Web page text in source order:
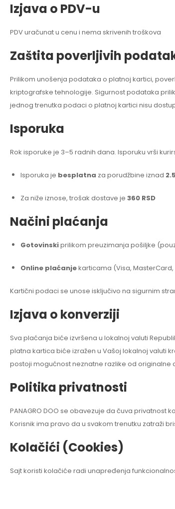
Izjava o PDV-u
PDV uračunat u cenu i nema skrivenih troškova
Zaštita poverljivih
Prilikom unošenja podataka o platnoj kartici,
kriptografske tehnologije. Sigurnost podataka
jednog trenutka podaci o platnoj kartici nisu
Isporuka
Rok isporuke je 3–5 radnih dana. Isporuku vrši
Isporuka je besplatna za porudžbine iznad
Za niže iznose, trošak dostave je 360 RSD
Načini plaćanja
Gotovinskiprilikom preuzimanja pošiljke
Online plaćanjekarticama (Visa, MasterCard,
Kartični podaci se unose isključivo na sigurnim
Izjava o konverziji
Sva plaćanja biće izvršena u lokalnoj valuti
platna kartica biće izražen u Vašoj lokalnoj valuti
postoji mogućnost neznatne razlike od originalne
Politika privatnosti
PANAGRO DOO se obavezuje da čuva
Korisnik ima pravo da u svakom trenutku zatraži
Kolačići (Cookies)
Sajt koristi kolačiće radi unapređenja